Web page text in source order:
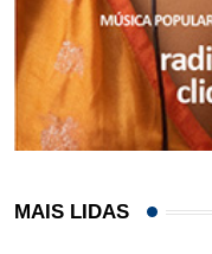
MAIS LIDAS